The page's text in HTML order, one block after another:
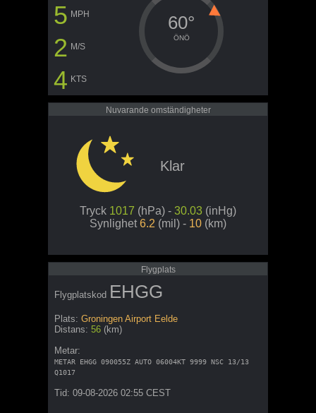
5 MPH
2 M/S
4 KTS
60°
ÖNÖ
Nuvarande omständigheter
Klar
Tryck 1017 (hPa) - 30.03 (inHg)
Synlighet6.2 (mil) - 10 (km)
Flygplats
Flygplatskod EHGG
Plats: Groningen Airport Eelde
Distans: 56 (km)
Metar:
METAR EHGG 090055Z AUTO 06004KT 9999 NSC 13/13
Q1017
Tid: 09-08-2026 02:55 CEST